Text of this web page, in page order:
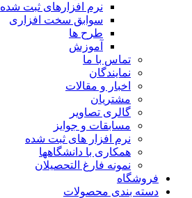
نرم افزارهای ثبت شده
سوابق سخت افزاری
طرح ها
آموزش
تماس با ما
نمایندگان
اخبار و مقالات
مشتریان
گالری تصاویر
مسابقات و جوایز
نرم افزار های ثبت شده
همکاری با دانشگاهها
نمونه فارغ التحصیلان
فروشگاه
دسته بندی محصولات